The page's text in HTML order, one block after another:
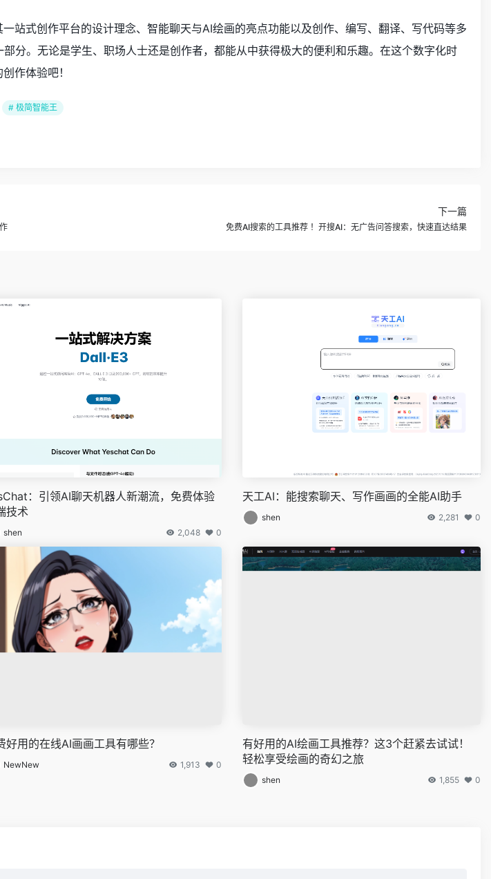
站式创作平台的设计理念、智能聊天与AI绘画的亮点功能以及创作、编写、翻译、写代码等多
分。无论是学生、职场人士还是创作者，都能从中获得极大的便利和乐趣。在这个数字化时
作体验吧！
# 极简智能王
下一篇
免费AI搜索的工具推荐 ！开搜AI：无广告问答搜索，快速直达结果
：引领AI聊天机器人新潮流，免费体验
技术
shen 2,048 0
天工AI：能搜索聊天、写作画画的全能AI助手
shen 2,281 0
好用的在线AI画画工具有哪些？
NewNew 1,913 0
有好用的AI绘画工具推荐？这3个赶紧去试试！
轻松享受绘画的奇幻之旅
shen 1,855 0